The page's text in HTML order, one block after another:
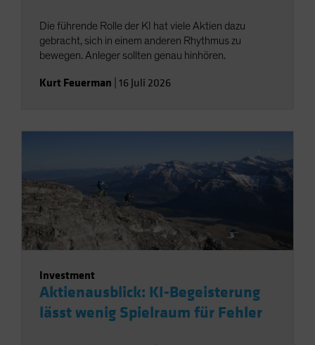
Die führende Rolle der KI hat viele Aktien dazu
gebracht, sich in einem anderen Rhythmus zu
bewegen. Anleger sollten genau hinhören.
Kurt Feuerman 16 Juli 2026
Investment
Aktienausblick: KI-Begeisterung
lässt wenig Spielraum für Fehler